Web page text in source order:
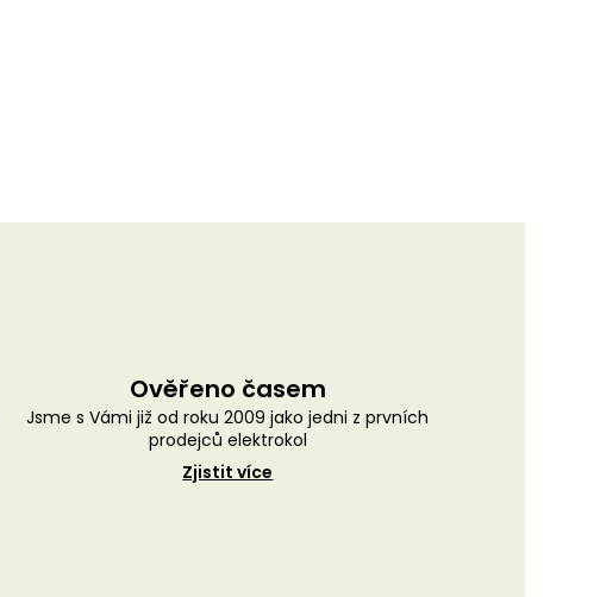
Ověřeno časem
Jsme s Vámi již od roku 2009 jako jedni z prvních
prodejců elektrokol
Zjistit více